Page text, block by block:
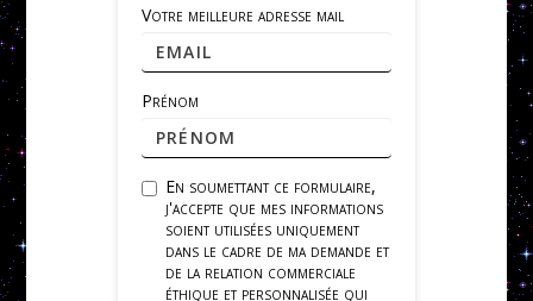
Votre meilleure adresse mail
Prénom
En soumettant ce formulaire,
j'accepte que mes informations
soient utilisées uniquement
dans le cadre de ma demande et
de la relation commerciale
éthique et personnalisée qui